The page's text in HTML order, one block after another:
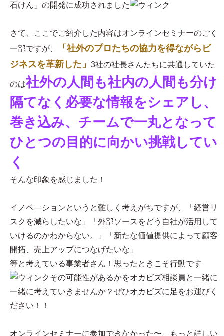
石けん」の開発に成功されました
さて、ここでご紹介した内容はオンラインセミナーのごく
一部ですが、
「社外のプロたちの協力を得ながらビ
ジネスを革新した」 3社の社長さんたちに共通していた
のは社外の人間も社内の人間も分け
隔てなく必要な情報をシェアし、
巻き込み、チームで一丸となって
ひとつの目的に向かい挑戦してい
く
そんな印象を感じました！
イノベ―ションというと難しく考えがちですが、「経営リ
スクを減らしたいな」「外部ソースをどう自社が活用して
いけるのかわからない。」「新たな価値提供によって顧客
開拓、売上アップにつなげたいな」
等と考えている事業者さん！思ったときこそ行動です
その可能性があるかをオカビズ相談員と一緒に
一緒に考えていきませんか？ぜひオカビズに足をお運びく
ださい！！
オンラインセミナーに参加できなかった〜、もっと詳しい